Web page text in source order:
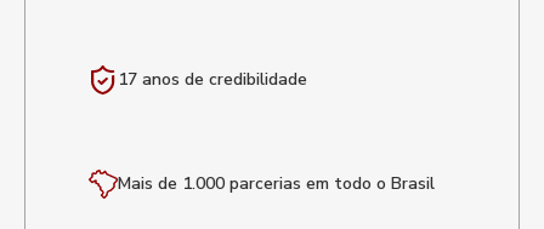
17 anos de credibilidade
Mais de 1.000 parcerias em todo o Brasil